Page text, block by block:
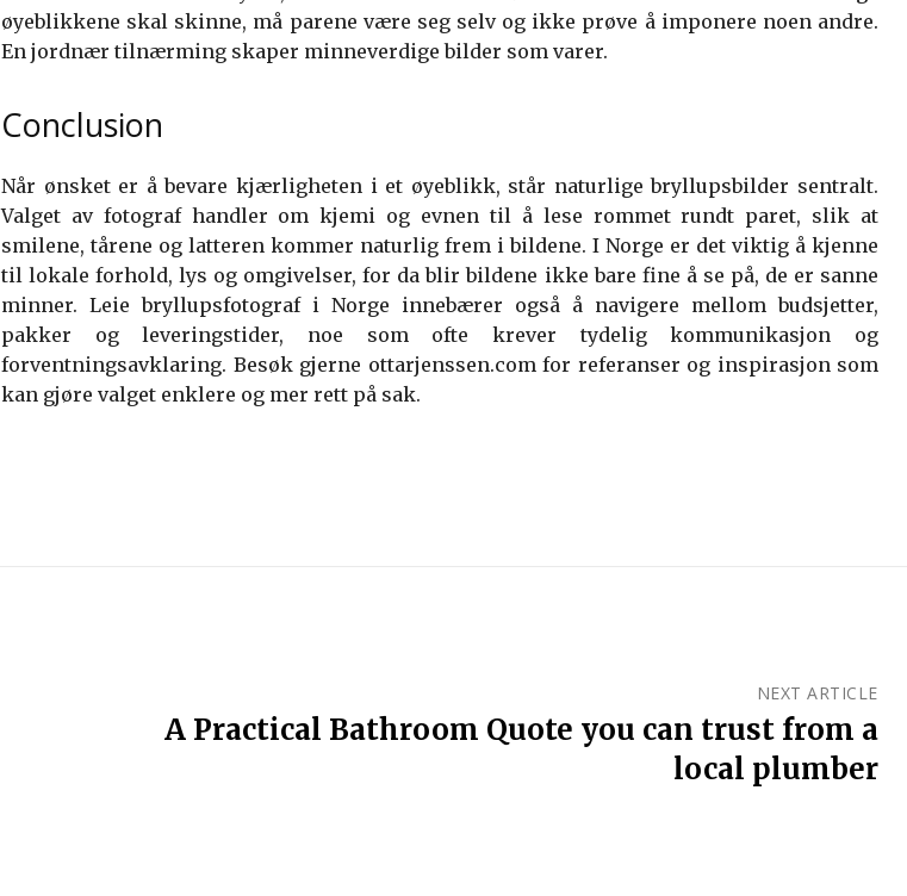
øyeblikkene skal skinne, må parene være seg selv og ikke prøve å imponere noen andre.
En jordnær tilnærming skaper minneverdige bilder som varer.
Conclusion
Når ønsket er å bevare kjærligheten i et øyeblikk, står naturlige bryllupsbilder sentralt.
Valget av fotograf handler om kjemi og evnen til å lese rommet rundt paret, slik at
smilene, tårene og latteren kommer naturlig frem i bildene. I Norge er det viktig å kjenne
til lokale forhold, lys og omgivelser, for da blir bildene ikke bare fine å se på, de er sanne
minner. Leie bryllupsfotograf i Norge innebærer også å navigere mellom budsjetter,
pakker og leveringstider, noe som ofte krever tydelig kommunikasjon og
forventningsavklaring. Besøk gjerne ottarjenssen.com for referanser og inspirasjon som
kan gjøre valget enklere og mer rett på sak.
NEXT ARTICLE
A Practical Bathroom Quote you can trust from a
local plumber